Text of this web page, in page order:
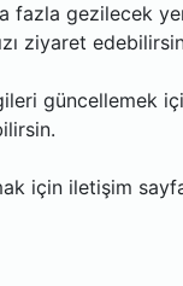
fazla gezilecek
ziyaret
güncellemek
için iletişim